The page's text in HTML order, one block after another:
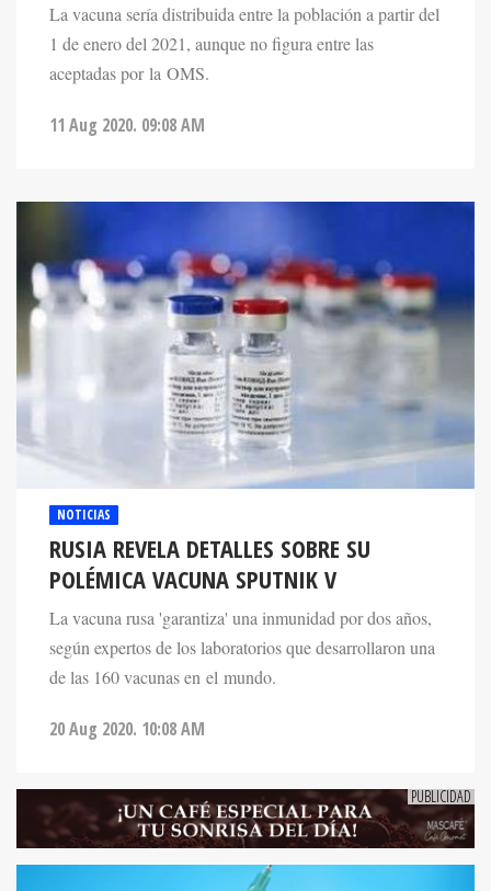
La vacuna sería distribuida entre la población a partir del
1 de enero del 2021, aunque no figura entre las
aceptadas por la OMS.
11 Aug 2020. 09:08 AM
NOTICIAS
RUSIA REVELA DETALLES SOBRE SU
POLÉMICA VACUNA SPUTNIK V
La vacuna rusa 'garantiza' una inmunidad por dos años,
según expertos de los laboratorios que desarrollaron una
de las 160 vacunas en el mundo.
20 Aug 2020. 10:08 AM